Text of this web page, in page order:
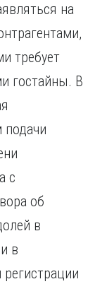
Удэ
на
требует
гостайны. В
подачи
с
об
в
в